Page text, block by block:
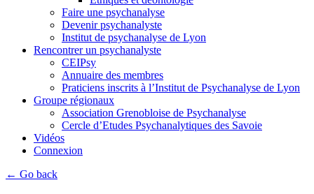
Faire une psychanalyse
Devenir psychanalyste
Institut de psychanalyse de Lyon
Rencontrer un psychanalyste
CEIPsy
Annuaire des membres
Praticiens inscrits à l’Institut de Psychanalyse de Lyon
Groupe régionaux
Association Grenobloise de Psychanalyse
Cercle d’Etudes Psychanalytiques des Savoie
Vidéos
Connexion
← Go back